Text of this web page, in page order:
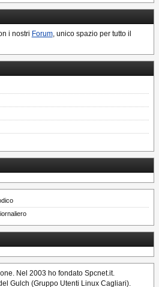
i nostri Forum, unico spazio per tutto il
Nel 2003 ho fondato Spcnet.it.
Gulch (Gruppo Utenti Linux Cagliari).